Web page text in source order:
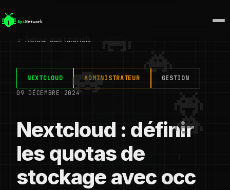
← Retour aux tutoriels
NEXTCLOUD ADMINISTRATEUR
GESTION
09 DÉCEMBRE 2024
Nextcloud : définir
les quotas de
stockage avec occ